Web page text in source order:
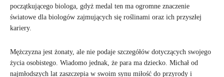
początkującego biologa, gdyż medal ten ma ogromne znaczenie
światowe dla biologów zajmujących się roślinami oraz ich przyszłej
kariery.
Mężczyzna jest żonaty, ale nie podaje szczegółów dotyczących swojego
życia osobistego. Wiadomo jednak, że para ma dziecko. Michał od
najmłodszych lat zaszczepia w swoim synu miłość do przyrody i